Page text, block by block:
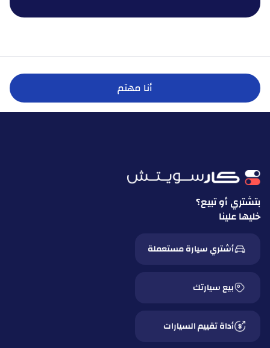
أنا مهتم
بتشتري أو تبيع؟
خليها علينا
أشتري سيارة مستعملة
بيع سيارتك
أداة تقييم السيارات